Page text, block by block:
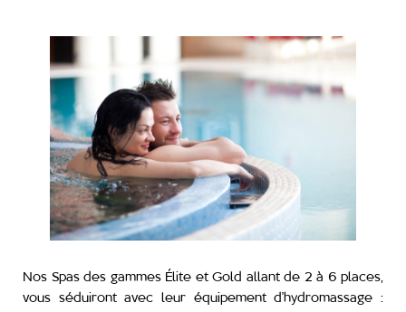
Nos Spas des gammes Élite et Gold allant de 2 à 6 places,
vous séduiront avec leur équipement d’hydromassage :